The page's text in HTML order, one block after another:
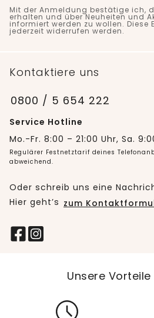
Mit der Anmeldung bestätige ich,
erhalten und über Neuheiten und
informiert werden zu wollen. Diese
jederzeit widerrufen werden.
Kontaktiere uns
0800 / 5 654 222
Service Hotline
Mo.-Fr. 8:00 – 21:00 Uhr, Sa.
Regulärer Festnetztarif deines
abweichend.
Oder schreib uns eine
Hier geht’s zum
Unsere